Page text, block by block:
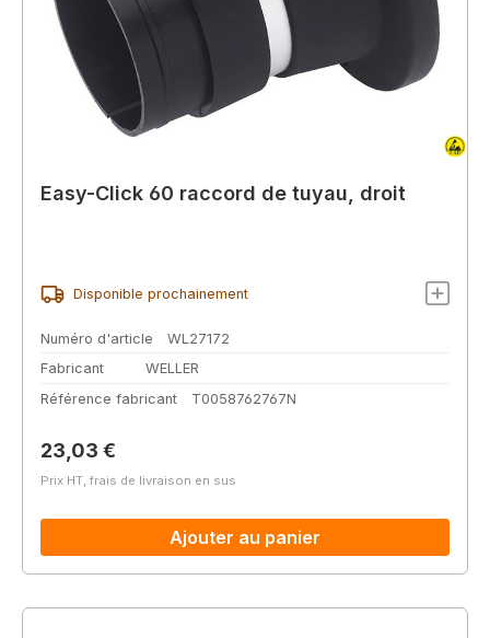
Easy-Click 60 raccord de tuyau, droit
Disponible prochainement
Numéro d'article
WL27172
Fabricant
WELLER
Référence fabricant
T0058762767N
Prix régulier :
23,03 €
Prix HT, frais de livraison en sus
Ajouter au panier